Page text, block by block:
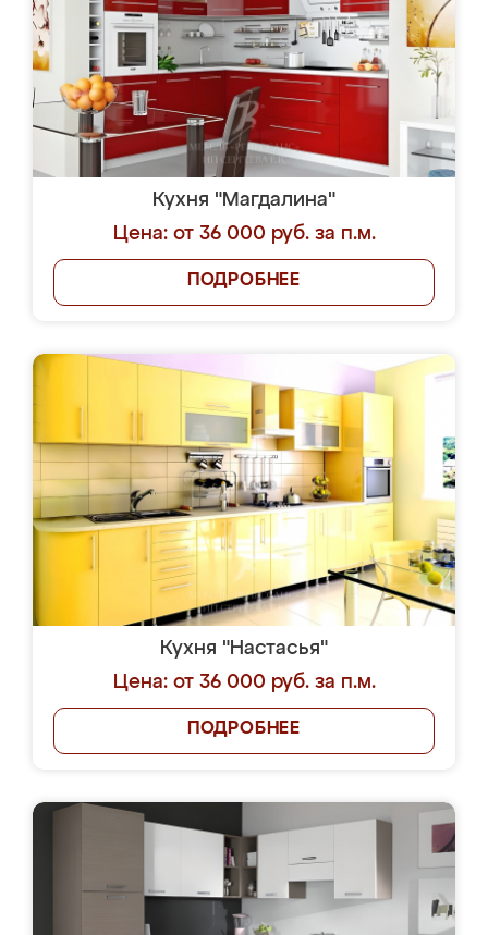
Кухня "Магдалина"
Цена: от 36 000 руб. за п.м.
ПОДРОБНЕЕ
Кухня "Настасья"
Цена: от 36 000 руб. за п.м.
ПОДРОБНЕЕ